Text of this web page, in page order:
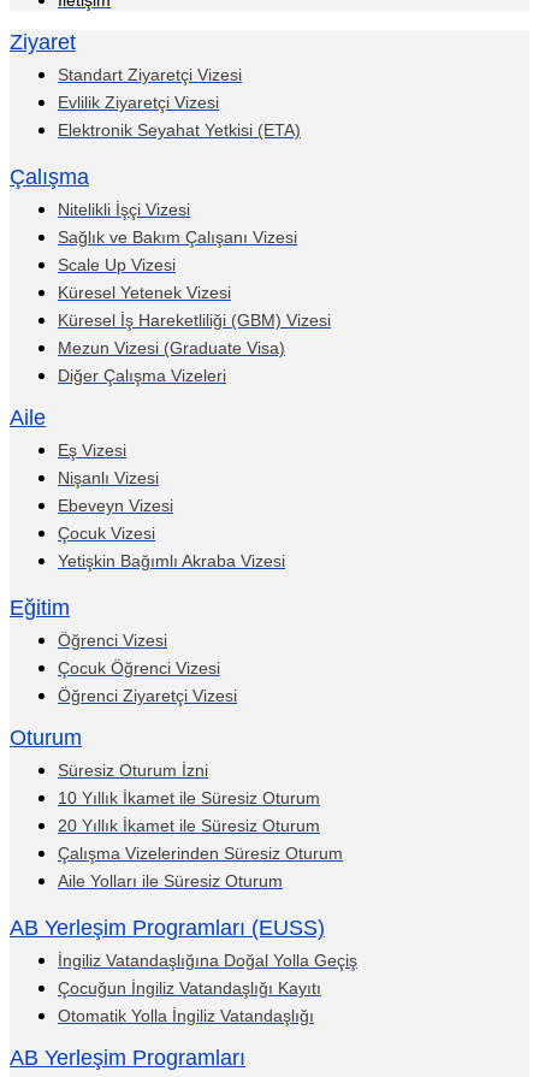
Ziyaret
Standart Ziyaretçi Vizesi
Evlilik Ziyaretçi Vizesi
Elektronik Seyahat Yetkisi (ETA)
Çalışma
Nitelikli İşçi Vizesi
Sağlık ve Bakım Çalışanı Vizesi
Scale Up Vizesi
Küresel Yetenek Vizesi
Küresel İş Hareketliliği (GBM) Vizesi
Mezun Vizesi (Graduate Visa)
Diğer Çalışma Vizeleri
Aile
Eş Vizesi
Nişanlı Vizesi
Ebeveyn Vizesi
Çocuk Vizesi
Yetişkin Bağımlı Akraba Vizesi
Eğitim
Öğrenci Vizesi
Çocuk Öğrenci Vizesi
Öğrenci Ziyaretçi Vizesi
Oturum
Süresiz Oturum İzni
10 Yıllık İkamet ile Süresiz Oturum
20 Yıllık İkamet ile Süresiz Oturum
Çalışma Vizelerinden Süresiz Oturum
Aile Yolları ile Süresiz Oturum
AB Yerleşim Programları (EUSS)
İngiliz Vatandaşlığına Doğal Yolla Geçiş
Çocuğun İngiliz Vatandaşlığı Kayıtı
Otomatik Yolla İngiliz Vatandaşlığı
AB Yerleşim Programları